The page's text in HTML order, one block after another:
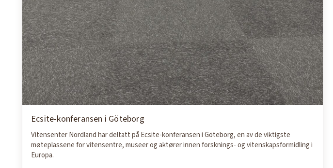
Ecsite-konferansen i Göteborg
Vitensenter Nordland har deltatt på Ecsite-konferansen i Göteborg, en av de viktigste
møteplassene for vitensentre, museer og aktører innen forsknings- og vitenskapsformidling i
Europa.